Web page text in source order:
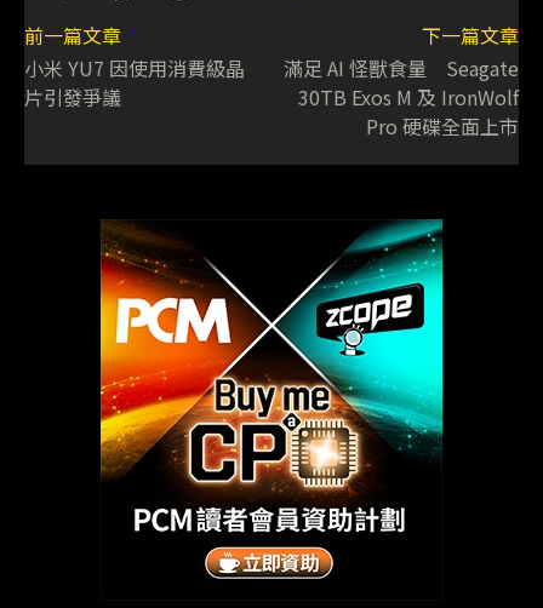
前一篇文章
小米 YU7 因使用消費級晶
片引發爭議
下一篇文章
滿足 AI 怪獸食量 Seagate
30TB Exos M 及 IronWolf
Pro 硬碟全面上市